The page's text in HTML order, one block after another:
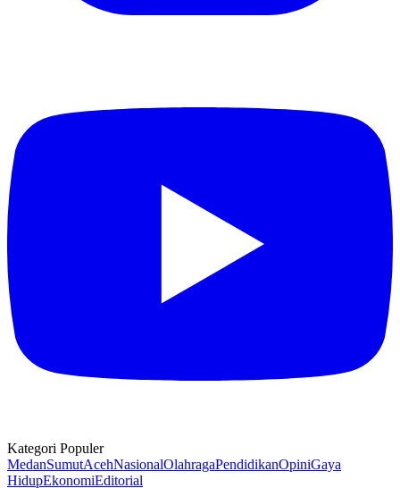
Kategori Populer
MedanSumutAcehNasionalOlahragaPendidikanOpiniGaya
HidupEkonomiEditorial